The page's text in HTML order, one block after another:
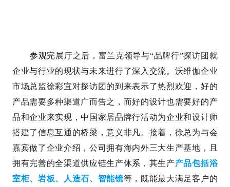
参观完展厅之后，富兰克领导与“品牌行”探访团就
企业与行业的现状与未来进行了深入交流。沃维伽企业
市场总监徐彩宜对探访团的到来表示了热烈欢迎，好的
产品需要多种渠道广而告之，而好的设计也需要好的产
品和企业来实现，中国家居品牌行活动为企业和设计师
搭建了信息互通的桥梁，意义非凡。接着，徐总为与会
嘉宾做了企业介绍，公司拥有海内外三大生产基地，且
拥有完善的全渠道供应链生产体系，其生产产品包括浴
室柜、岩板、人造石、智能镜等，既能最大满足客户的